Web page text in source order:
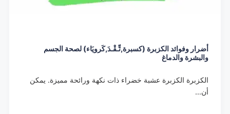
أضرار وفوائد الكزبرة (كسبرة,تِّـقْـدَ,كَرويَاء) لصحة الجسم
والبشرة والدماغ
الكزبرة الكزبرة عشبة خضراء ذات نكهة ورائحة مميزة. يمكن
أن…